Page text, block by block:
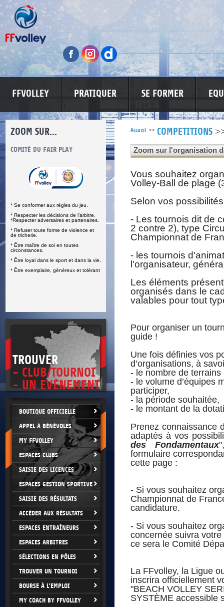
FFVOLLEY PRATIQUER SE FORMER
ZOOM SUR...
COMITÉ DU FAIR PLAY
* Se conformer aux règles du jeu.
* Respecter les décisions de l’arbitre.
*Respecter adversaires et partenaires.
* Refuser toute forme de violence et
de tricherie.
* Être maître de soi en toutes
circonstances.
* Être loyal dans le sport et dans la vie.
* Être exemplaire, généreux et tolérant
LUTTE CONTRE LES VIOLENCES MA PETITE
TROUVER
- CLUB/TOURNOI
- UN EVÈNEMENT
BOUTIQUE OFFICIELLE
APPEL À BÉNÉVOLES
MY FFVOLLEY
ESPACES CLUBS
SAISIE DES LICENCES
ESPACES GESTION SPORTIVE
SAISIE DES RÉSULTATS
ACCÉDER AUX RÉSULTATS
ESPACES ENTRAÎNEURS
ESPACES ARBITRES
SÉLECTIONS EN PÔLES
TROUVER UN TOURNOI
BOURSE À L'EMPLOI
MY COACH BY FFVOLLEY
Accueil >> COMPETITIONS
Zoom sur l'organisation
Vous souhaitez
Volley-Ball de plage
Selon vos
- Les tournois dit de
2 contre 2), type
Championnat de
- les tournois
l'organisateur,
Les éléments
organisés dans le
valables pour tout
Pour organiser un
guide !
Une fois définies vos
d’organisations, à
- le nombre de terrains
- le volume d’équipes
participer,
- la période souhaitée,
- le montant de la
Prenez connaissance
adaptés à vos
des Fondamentaux
formulaire
cette page :
- Si vous souhaitez
Championnat de
candidature.
- Si vous souhaitez
concernée suivra
ce sera le Comité
La FFvolley, la Ligue
inscrira officiellement
"BEACH VOLLEY
SYSTÈME accessible